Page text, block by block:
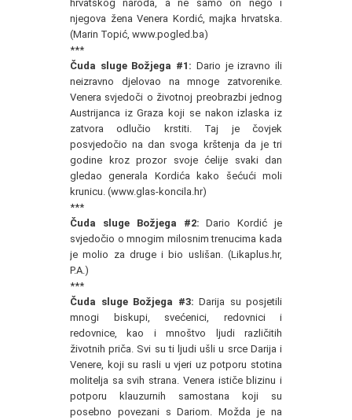
hrvatskog naroda, a ne samo on nego i
njegova žena Venera Kordić, majka hrvatska.
(Marin Topić, www.pogled.ba)
***
Čuda sluge Božjega #1: Dario je izravno ili
neizravno djelovao na mnoge zatvorenike.
Venera svjedoči o životnoj preobrazbi jednog
Austrijanca iz Graza koji se nakon izlaska iz
zatvora odlučio krstiti. Taj je čovjek
posvjedočio na dan svoga krštenja da je tri
godine kroz prozor svoje ćelije svaki dan
gledao generala Kordića kako šećući moli
krunicu. (www.glas-koncila.hr)
***
Čuda sluge Božjega #2:Dario Kordić je
svjedočio o mnogim milosnim trenucima kada
je molio za druge i bio uslišan. (Likaplus.hr,
P.A.)
***
Čuda sluge Božjega #3: Darija su posjetili
mnogi biskupi, svećenici, redovnici i
redovnice, kao i mnoštvo ljudi različitih
životnih priča. Svi su ti ljudi ušli u srce Darija i
Venere, koji su rasli u vjeri uz potporu stotina
molitelja sa svih strana. Venera ističe blizinu i
potporu klauzurnih samostana koji su
posebno povezani s Dariom. Možda je na